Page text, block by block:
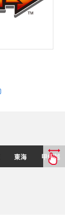
東海 甲信越